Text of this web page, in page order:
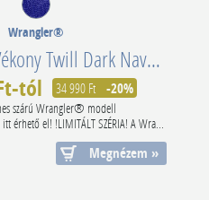
Wrangler®
Larston 812 Vékony Twill Dark Navy 112350798
tól 34 990 Ft -20%
szárú Wrangler® modell
érhető el! !LIMITÁLT SZÉRIA! A Wra...
Megnézem »